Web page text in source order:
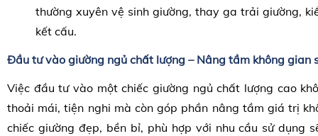
thường xuyên vệ sinh giường, thay ga trải giường,
kết cấu.
Đầu tư vào giường ngủ chất lượng – Nâng tầm không gian
Việc đầu tư vào một chiếc giường ngủ chất lượng cao
thoải mái, tiện nghi mà còn góp phần nâng tầm giá trị
chiếc giường đẹp, bền bỉ, phù hợp với nhu cầu sử dụng